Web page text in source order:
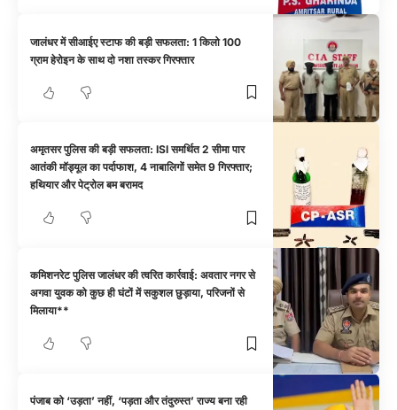
जालंधर में सीआईए स्टाफ की बड़ी सफलता: 1 किलो 100
ग्राम हेरोइन के साथ दो नशा तस्कर गिरफ्तार
अमृतसर पुलिस की बड़ी सफलता: ISI समर्थित 2 सीमा पार
आतंकी मॉड्यूल का पर्दाफाश, 4 नाबालिगों समेत 9 गिरफ्तार;
हथियार और पेट्रोल बम बरामद
कमिशनरेट पुलिस जालंधर की त्वरित कार्रवाई: अवतार नगर से
अगवा युवक को कुछ ही घंटों में सकुशल छुड़ाया, परिजनों से
मिलाया**
पंजाब को ‘उड़ता’ नहीं, ‘पड़ता और तंदुरुस्त’ राज्य बना रही